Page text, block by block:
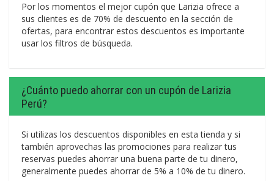
Por los momentos el mejor cupón que Larizia ofrece a
sus clientes es de 70% de descuento en la sección de
ofertas, para encontrar estos descuentos es importante
usar los filtros de búsqueda.
¿Cuánto puedo ahorrar con un cupón de Larizia
Perú?
Si utilizas los descuentos disponibles en esta tienda y si
también aprovechas las promociones para realizar tus
reservas puedes ahorrar una buena parte de tu dinero,
generalmente puedes ahorrar de 5% a 10% de tu dinero.